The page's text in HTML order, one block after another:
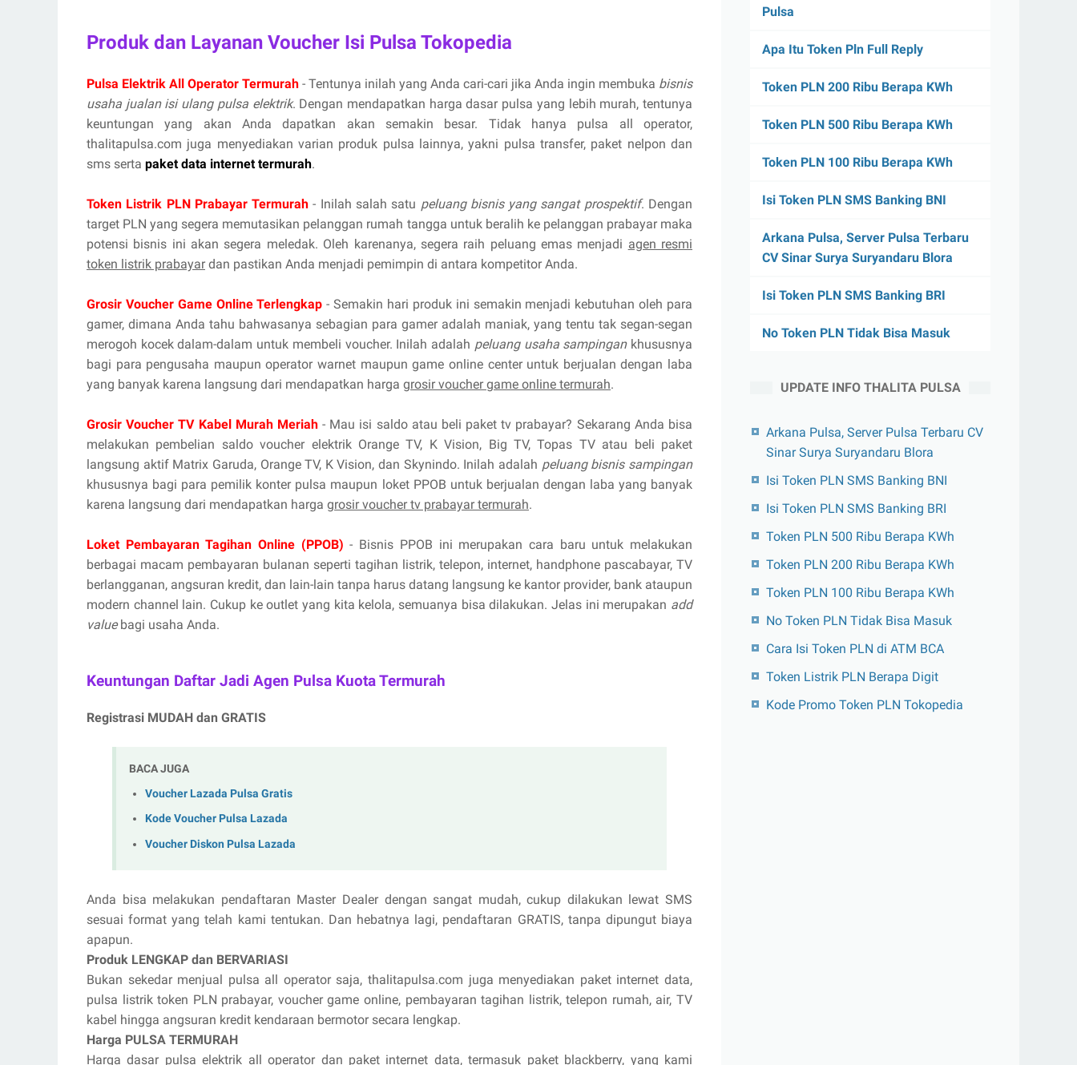
Produk dan Layanan Voucher Isi Pulsa Tokopedia
Pulsa Elektrik All Operator Termurah - Tentunya inilah yang Anda cari-cari jika Anda ingin membuka bisnis
usaha jualan isi ulang pulsa elektrik. Dengan mendapatkan harga dasar pulsa yang lebih murah, tentunya
keuntungan yang akan Anda dapatkan akan semakin besar. Tidak hanya pulsa all operator,
thalitapulsa.com juga menyediakan varian produk pulsa lainnya, yakni pulsa transfer, paket nelpon dan
sms serta paket data internet termurah.
Token Listrik PLN Prabayar Termurah - Inilah salah satu peluang bisnis yang sangat prospektif. Dengan
target PLN yang segera memutasikan pelanggan rumah tangga untuk beralih ke pelanggan prabayar maka
potensi bisnis ini akan segera meledak. Oleh karenanya, segera raih peluang emas menjadi agen resmi
token listrik prabayardan pastikan Anda menjadi pemimpin di antara kompetitor Anda.
Grosir Voucher Game Online Terlengkap - Semakin hari produk ini semakin menjadi kebutuhan oleh para
gamer, dimana Anda tahu bahwasanya sebagian para gamer adalah maniak, yang tentu tak segan-segan
merogoh kocek dalam-dalam untuk membeli voucher. Inilah adalah peluang usaha sampingankhususnya
bagi para pengusaha maupun operator warnet maupun game online center untuk berjualan dengan laba
yang banyak karena langsung dari mendapatkan harga grosir voucher game online termurah.
Grosir Voucher TV Kabel Murah Meriah- Mau isi saldo atau beli paket tv prabayar? Sekarang Anda bisa
melakukan pembelian saldo voucher elektrik Orange TV, K Vision, Big TV, Topas TV atau beli paket
langsung aktif Matrix Garuda, Orange TV, K Vision, dan Skynindo. Inilah adalah peluang bisnis sampingan
khususnya bagi para pemilik konter pulsa maupun loket PPOB untuk berjualan dengan laba yang banyak
karena langsung dari mendapatkan harga grosir voucher tv prabayar termurah.
Loket Pembayaran Tagihan Online (PPOB) - Bisnis PPOB ini merupakan cara baru untuk melakukan
berbagai macam pembayaran bulanan seperti tagihan listrik, telepon, internet, handphone pascabayar, TV
berlangganan, angsuran kredit, dan lain-lain tanpa harus datang langsung ke kantor provider, bank ataupun
modern channel lain. Cukup ke outlet yang kita kelola, semuanya bisa dilakukan. Jelas ini merupakan add
valuebagi usaha Anda.
Keuntungan Daftar Jadi Agen Pulsa Kuota Termurah
Registrasi MUDAH dan GRATIS
BACA JUGA
Voucher Lazada Pulsa Gratis
Kode Voucher Pulsa Lazada
Voucher Diskon Pulsa Lazada
Anda bisa melakukan pendaftaran Master Dealer dengan sangat mudah, cukup dilakukan lewat SMS
sesuai format yang telah kami tentukan. Dan hebatnya lagi, pendaftaran GRATIS, tanpa dipungut biaya
apapun.
Produk LENGKAP dan BERVARIASI
Bukan sekedar menjual pulsa all operator saja, thalitapulsa.com juga menyediakan paket internet data,
pulsa listrik token PLN prabayar, voucher game online, pembayaran tagihan listrik, telepon rumah, air, TV
kabel hingga angsuran kredit kendaraan bermotor secara lengkap.
Harga PULSA TERMURAH
Harga dasar pulsa elektrik all operator dan paket internet data, termasuk paket blackberry, yang kami
Pulsa
Apa Itu Token Pln Full Reply
Token PLN 200 Ribu Berapa KWh
Token PLN 500 Ribu Berapa KWh
Token PLN 100 Ribu Berapa KWh
Isi Token PLN SMS Banking BNI
Arkana Pulsa, Server Pulsa Terbaru
CV Sinar Surya Suryandaru Blora
Isi Token PLN SMS Banking BRI
No Token PLN Tidak Bisa Masuk
UPDATE INFO THALITA PULSA
Arkana Pulsa, Server Pulsa Terbaru CV
Sinar Surya Suryandaru Blora
Isi Token PLN SMS Banking BNI
Isi Token PLN SMS Banking BRI
Token PLN 500 Ribu Berapa KWh
Token PLN 200 Ribu Berapa KWh
Token PLN 100 Ribu Berapa KWh
No Token PLN Tidak Bisa Masuk
Cara Isi Token PLN di ATM BCA
Token Listrik PLN Berapa Digit
Kode Promo Token PLN Tokopedia